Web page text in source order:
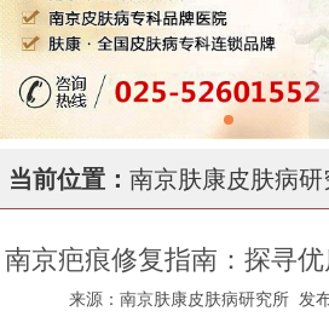
当前位置： 南京肤康皮肤病研
南京疤痕修复指南：探寻
来源：南京肤康皮肤病研究所 发